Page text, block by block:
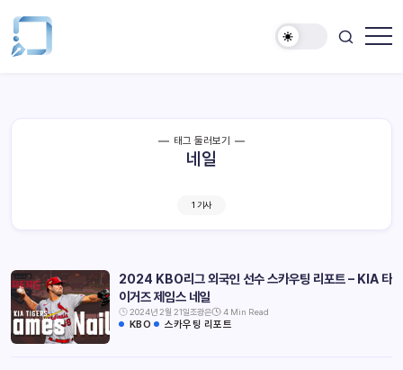
태그 둘러보기
네일
1 기사
2024 KBO리그 외국인 선수 스카우팅 리포트 – KIA 타
이거즈 제임스 네일
2024년 2월 21일조광은 4 Min Read
KBO 스카우팅 리포트